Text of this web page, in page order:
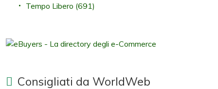
Tempo Libero (691)
Consigliati da WorldWeb